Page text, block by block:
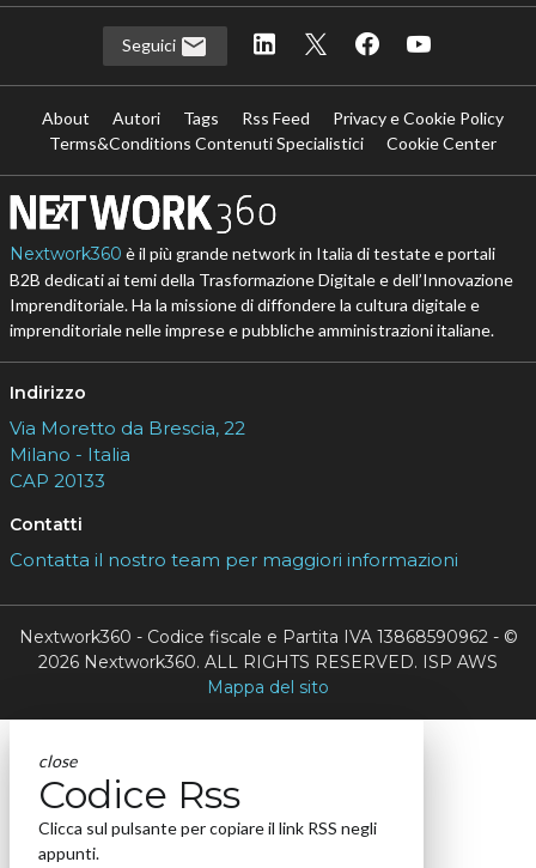
Seguici
About Autori Tags Rss Feed
Privacy e Cookie Policy
Terms&Conditions Contenuti Specialistici
Cookie Center
Nextwork360 è il più grande network in Italia di testate e portali
B2B dedicati ai temi della Trasformazione Digitale e dell’Innovazione
Imprenditoriale. Ha la missione di diffondere la cultura digitale e
imprenditoriale nelle imprese e pubbliche amministrazioni italiane.
Indirizzo
Via Moretto da Brescia, 22
Milano - Italia
CAP 20133
Contatti
Contatta il nostro team per maggiori informazioni
Nextwork360 - Codice fiscale e Partita IVA 13868590962 - ©
2026 Nextwork360. ALL RIGHTS RESERVED. ISP AWS
Mappa del sito
close
Codice Rss
Clicca sul pulsante per copiare il link RSS negli
appunti.